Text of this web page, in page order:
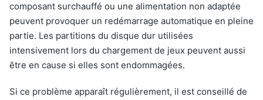
composant surchauffé ou une alimentation non adaptée
peuvent provoquer un redémarrage automatique en pleine
partie. Les partitions du disque dur utilisées
intensivement lors du chargement de jeux peuvent aussi
être en cause si elles sont endommagées.
Si ce problème apparaît régulièrement, il est conseillé de